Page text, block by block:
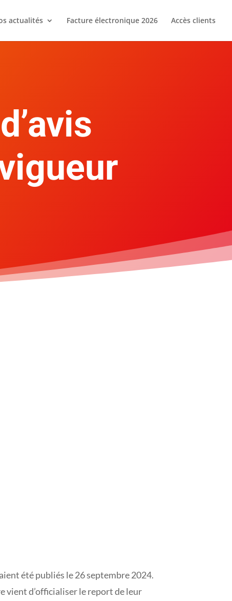
actualités Facture électronique 2026 Accès clients
été publiés le 26 septembre 2024.
vient d’officialiser le report de leur